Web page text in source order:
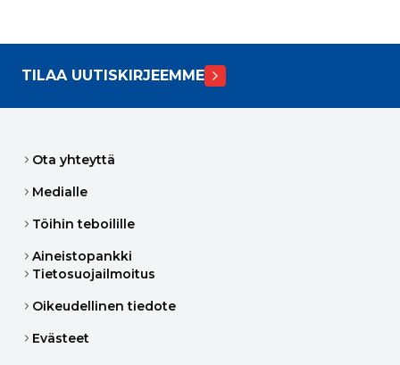
TILAA UUTISKIRJEEMME
Ota yhteyttä
Medialle
Töihin teboilille
Aineistopankki
Tietosuojailmoitus
Oikeudellinen tiedote
Evästeet